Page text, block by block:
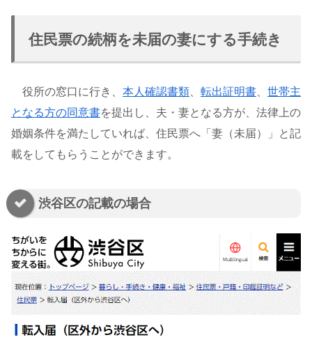
住民票の続柄を未届の妻にする手続き
役所の窓口に行き、 本人確認書類 転出証明書
世帯主
となる方の同意書を提出し、夫・妻となる方が、法律上の
婚姻条件を満たしていれば、住民票へ「妻（未届）」と記
載をしてもらうことができます。
渋谷区の記載の場合